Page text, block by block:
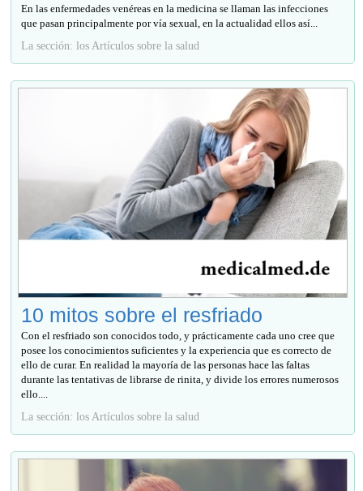
En las enfermedades venéreas en la medicina se llaman las infecciones
que pasan principalmente por vía sexual, en la actualidad ellos así...
La sección: los Artículos sobre la salud
10 mitos sobre el resfriado
Con el resfriado son conocidos todo, y prácticamente cada uno cree que
posee los conocimientos suficientes y la experiencia que es correcto de
ello de curar. En realidad la mayoría de las personas hace las faltas
durante las tentativas de librarse de rinita, y divide los errores numerosos
ello....
La sección: los Artículos sobre la salud